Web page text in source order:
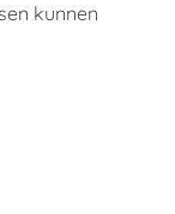
kunnen